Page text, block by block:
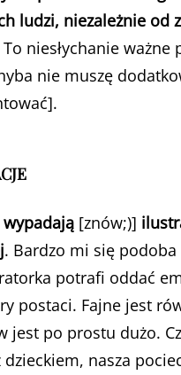
ludzi, niezależnie od
To niesłychanie ważne
nie muszę
[znów;)]
. Bardzo mi się
potrafi oddać
postaci. Fajne jest
jest po prostu dużo.
dzieckiem, nasza